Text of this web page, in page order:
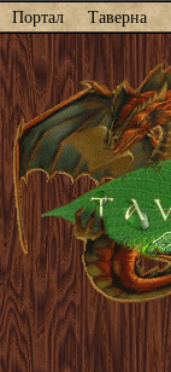
Портал Таверна